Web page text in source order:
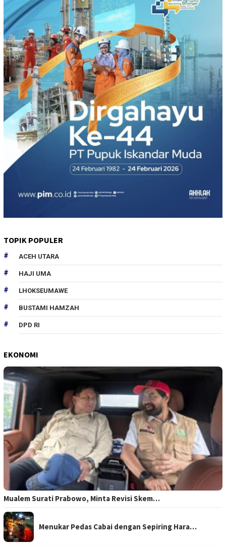
TOPIK POPULER
ACEH UTARA
HAJI UMA
LHOKSEUMAWE
BUSTAMI HAMZAH
DPD RI
EKONOMI
Mualem Surati Prabowo, Minta Revisi Skem…
Menukar Pedas Cabai dengan Sepiring Hara…